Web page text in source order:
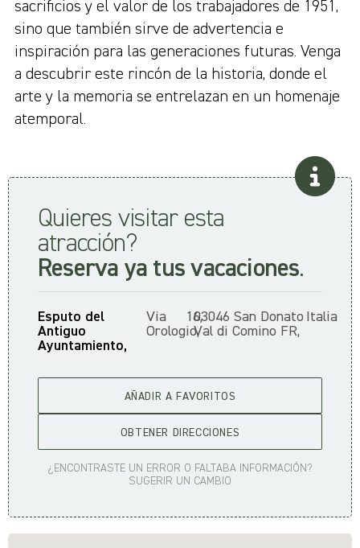
sacrificios y el valor de los trabajadores de 1951,
sino que también sirve de advertencia e
inspiración para las generaciones futuras. Venga
a descubrir este rincón de la historia, donde el
arte y la memoria se entrelazan en un homenaje
atemporal.
Quieres visitar esta
atracción?
Reserva ya tus vacaciones.
Esputo del
Antiguo
Ayuntamiento,
Via
Orologio,
16,03046 San Donato
Val di Comino FR,
Italia
AÑADIR A FAVORITOS
OBTENER DIRECCIONES
¿ENCONTRASTE UN ERROR O FALTABA INFORMACIÓN?
SUGERIR UN CAMBIO